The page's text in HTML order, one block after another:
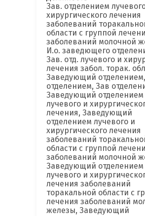
Зав. отделением
хирургического лечения
заболеваний
области с группой
заболеваний молочной
И.о. заведющего
Зав. отд. лучевого и
лечения забол. торак.
Заведующий
отделением, Зав
Заведующий отделением
лучевого и
лечения, Заведующий
отделением лучевого и
хирургического лечения
заболеваний
области с группой
заболеваний молочной
Заведующий отделением
лучевого и
лечения заболеваний
торакальной области с
лечения заболеваний
железы, Заведующий